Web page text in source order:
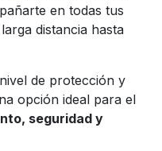
en todas tus
distancia hasta
de protección y
opción ideal para el
seguridad y